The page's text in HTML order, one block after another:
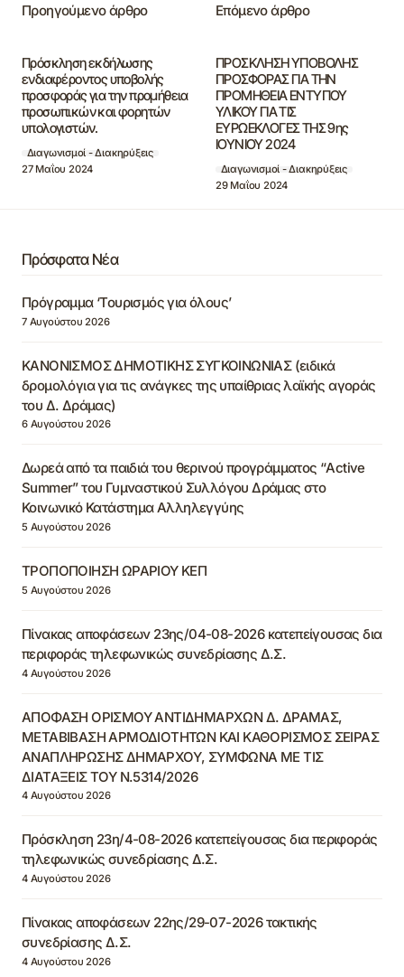
Προηγούμενο άρθρο
Πρόσκληση εκδήλωσης
ενδιαφέροντος υποβολής
προσφοράς για την προμήθεια
προσωπικών και φορητών
υπολογιστών.
Διαγωνισμοί - Διακηρύξεις
27 Μαΐου 2024
Επόμενο άρθρο
ΠΡΟΣΚΛΗΣΗ ΥΠΟΒΟΛΗΣ
ΠΡΟΣΦΟΡΑΣ ΓΙΑ ΤΗΝ
ΠΡΟΜΗΘΕΙΑ ΕΝΤΥΠΟΥ
ΥΛΙΚΟΥ ΓΙΑ ΤΙΣ
ΕΥΡΩΕΚΛΟΓΕΣ ΤΗΣ 9ης
ΙΟΥΝΙΟΥ 2024
Διαγωνισμοί - Διακηρύξεις
29 Μαΐου 2024
Πρόσφατα Νέα
Πρόγραμμα ‘Τουρισμός για όλους’
7 Αυγούστου 2026
ΚΑΝΟΝΙΣΜΟΣ ΔΗΜΟΤΙΚΗΣ ΣΥΓΚΟΙΝΩΝΙΑΣ (ειδικά
δρομολόγια για τις ανάγκες της υπαίθριας λαϊκής αγοράς
του Δ. Δράμας)
6 Αυγούστου 2026
Δωρεά από τα παιδιά του θερινού προγράμματος “Active
Summer” του Γυμναστικού Συλλόγου Δράμας στο
Κοινωνικό Κατάστημα Αλληλεγγύης
5 Αυγούστου 2026
ΤΡΟΠΟΠΟΙΗΣΗ ΩΡΑΡΙΟΥ ΚΕΠ
5 Αυγούστου 2026
Πίνακας αποφάσεων 23ης/04-08-2026 κατεπείγουσας δια
περιφοράς τηλεφωνικώς συνεδρίασης Δ.Σ.
4 Αυγούστου 2026
ΑΠΟΦΑΣΗ ΟΡΙΣΜΟΥ ΑΝΤΙΔΗΜΑΡΧΩΝ Δ. ΔΡΑΜΑΣ,
ΜΕΤΑΒΙΒΑΣΗ ΑΡΜΟΔΙΟΤΗΤΩΝ ΚΑΙ ΚΑΘΟΡΙΣΜΟΣ ΣΕΙΡΑΣ
ΑΝΑΠΛΗΡΩΣΗΣ ΔΗΜΑΡΧΟΥ, ΣΥΜΦΩΝΑ ΜΕ ΤΙΣ
ΔΙΑΤΑΞΕΙΣ ΤΟΥ Ν.5314/2026
4 Αυγούστου 2026
Πρόσκληση 23η/4-08-2026 κατεπείγουσας δια περιφοράς
τηλεφωνικώς συνεδρίασης Δ.Σ.
4 Αυγούστου 2026
Πίνακας αποφάσεων 22ης/29-07-2026 τακτικής
συνεδρίασης Δ.Σ.
4 Αυγούστου 2026